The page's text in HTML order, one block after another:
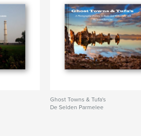
Ghost Towns & Tufa's
De Selden Parmelee